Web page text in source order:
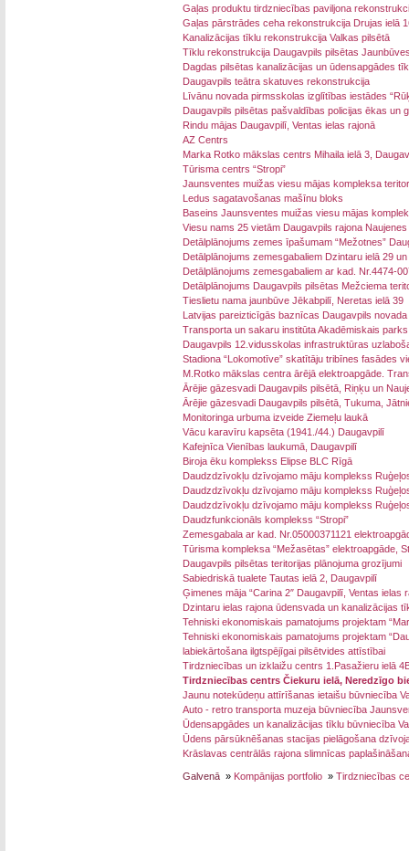
Gaļas produktu tirdzniecības paviljona
Gaļas pārstrādes ceha rekonstrukcija Drujas ielā
Kanalizācijas tīklu rekonstrukcija Valkas pilsētā
Tīklu rekonstrukcija Daugavpils pilsētas
Dagdas pilsētas kanalizācijas un ūdensapgādes
Daugavpils teātra skatuves rekonstrukcija
Līvānu novada pirmsskolas izglītības iestādes
Daugavpils pilsētas pašvaldības policijas ēkas un
Rindu mājas Daugavpilī, Ventas ielas rajonā
AZ Centrs
Marka Rotko mākslas centrs Mihaila ielā 3,
Tūrisma centrs “Stropi”
Jaunsventes muižas viesu mājas kompleksa
Ledus sagatavošanas mašīnu bloks
Baseins Jaunsventes muižas viesu mājas
Viesu nams 25 vietām Daugavpils rajona
Detālplānojums zemes īpašumam “Mežotnes”
Detālplānojums zemesgabaliem Dzintaru ielā 29
Detālplānojums zemesgabaliem ar kad. Nr.4474-
Detālplānojums Daugavpils pilsētas Mežciema
Tieslietu nama jaunbūve Jēkabpilī, Neretas ielā 39
Latvijas pareizticīgās baznīcas Daugavpils
Transporta un sakaru institūta Akadēmiskais parks
Daugavpils 12.vidusskolas infrastruktūras
Stadiona “Lokomotīve” skatītāju tribīnes fasādes
M.Rotko mākslas centra ārējā elektroapgāde.
Ārējie gāzesvadi Daugavpils pilsētā, Riņķu un
Ārējie gāzesvadi Daugavpils pilsētā, Tukuma,
Monitoringa urbuma izveide Ziemeļu laukā
Vācu karavīru kapsēta (1941./44.) Daugavpilī
Kafejnīca Vienības laukumā, Daugavpilī
Biroja ēku komplekss Elipse BLC Rīgā
Daudzdzīvokļu dzīvojamo māju komplekss
Daudzdzīvokļu dzīvojamo māju komplekss
Daudzdzīvokļu dzīvojamo māju komplekss
Daudzfunkcionāls komplekss “Stropi”
Zemesgabala ar kad. Nr.05000371121
Tūrisma kompleksa “Mežasētas” elektroapgāde,
Daugavpils pilsētas teritorijas plānojuma grozījumi
Sabiedriskā tualete Tautas ielā 2, Daugavpilī
Ģimenes māja “Carina 2″ Daugavpilī, Ventas ielas
Dzintaru ielas rajona ūdensvada un kanalizācijas
Tehniski ekonomiskais pamatojums projektam
Tehniski ekonomiskais pamatojums projektam
labiekārtošana ilgtspējīgai pilsētvides attīstībai
Tirdzniecības un izklaižu centrs 1.Pasažieru ielā
Tirdzniecības centrs Čiekuru ielā, Neredzīgo
Jaunu notekūdeņu attīrīšanas ietaišu būvniecība
Auto - retro transporta muzeja būvniecība
Ūdensapgādes un kanalizācijas tīklu būvniecība
Ūdens pārsūknēšanas stacijas pielāgošana
Krāslavas centrālās rajona slimnīcas
Galvenā » Kompānijas portfolio » Tirdzniecības